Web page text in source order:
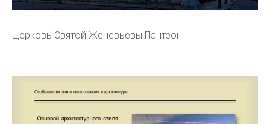
Церковь Святой Женевьевы Пантеон